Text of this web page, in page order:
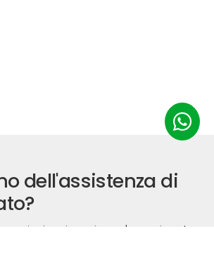
dell'assistenza di
in sinergia, assicurando una risposta